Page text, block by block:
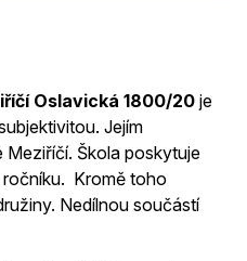
Oslavická 1800/20 je
Jejím
Škola poskytuje
ročníku. Kromě toho
Nedílnou součástí